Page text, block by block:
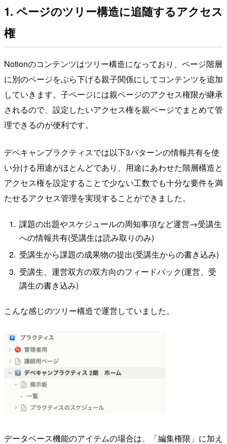
1. ページのツリー構造に追随するアクセス
権
Notionのコンテンツはツリー構造になっており、ページ階層
に別のページをぶら下げる親子関係にしてコンテンツを追加
していきます。子ページには親ページのアクセス権限が継承
されるので、設定したいアクセス権を親ページでまとめて管
理できるのが便利です。
デベキャンプラクティスでは以下3パターンの情報共有を使
い分ける用途がほとんどであり、用途にあわせた階層構造と
アクセス権を設定することで少ない工数でも十分な要件を満
たせるアクセス管理を実現することができました。
課題の出題やスケジュールの周知事項など運営→受講生
への情報共有(受講生は読み取りのみ)
受講生から課題の成果物の提出(受講生からの書き込み)
受講生、運営双方の双方向のフィードバック(運営、受
講生の書き込み)
こんな感じのツリー構造で運営していました。
データベース機能のアイテムの場合は、「編集権限」に加え